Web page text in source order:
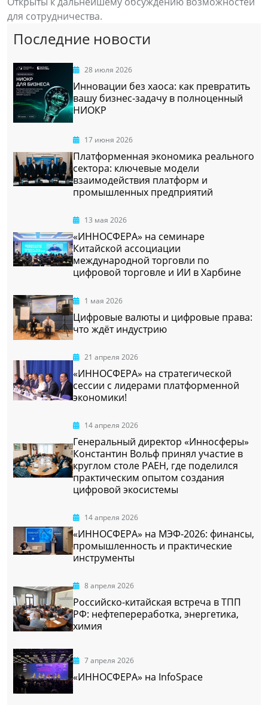
для сотрудничества.
Последние новости
28 июля 2026
Инновации без хаоса: как превратить
вашу бизнес-задачу в полноценный
НИОКР
17 июня 2026
Платформенная экономика реального
сектора: ключевые модели
взаимодействия платформ и
промышленных предприятий
13 мая 2026
«ИННОСФЕРА» на семинаре
Китайской ассоциации
международной торговли по
цифровой торговле и ИИ в Харбине
1 мая 2026
Цифровые валюты и цифровые права:
что ждёт индустрию
21 апреля 2026
«ИННОСФЕРА» на стратегической
сессии с лидерами платформенной
экономики!
14 апреля 2026
Генеральный директор «Инносферы»
Константин Вольф принял участие в
круглом столе РАЕН, где поделился
практическим опытом создания
цифровой экосистемы
14 апреля 2026
«ИННОСФЕРА» на МЭФ-2026: финансы,
промышленность и практические
инструменты
8 апреля 2026
Российско-китайская встреча в ТПП
РФ: нефтепереработка, энергетика,
химия
7 апреля 2026
«ИННОСФЕРА» на InfoSpace